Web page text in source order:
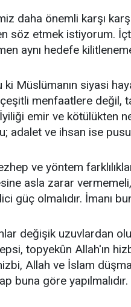
daha önemli karşı
söz etmek istiyorum.
aynı hedefe
ki Müslümanın siyasi
menfaatlere değil,
İyiliği emir ve kötülükten
adalet ve ihsan ise
ve yöntem
asla zarar
güç olmalıdır. İmanı
değişik uzuvlardan
topyekûn Allah'ın
Allah ve İslam
buna göre yapılmalıdır.